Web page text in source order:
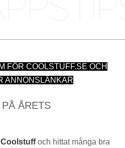
FÖR COOLSTUFF.SE OCH
ANNONSLÄNKAR
ÅRETS
Coolstuffoch hittat många bra